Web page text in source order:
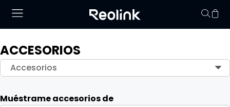
ACCESORIOS
Accesorios
Muéstrame accesorios de